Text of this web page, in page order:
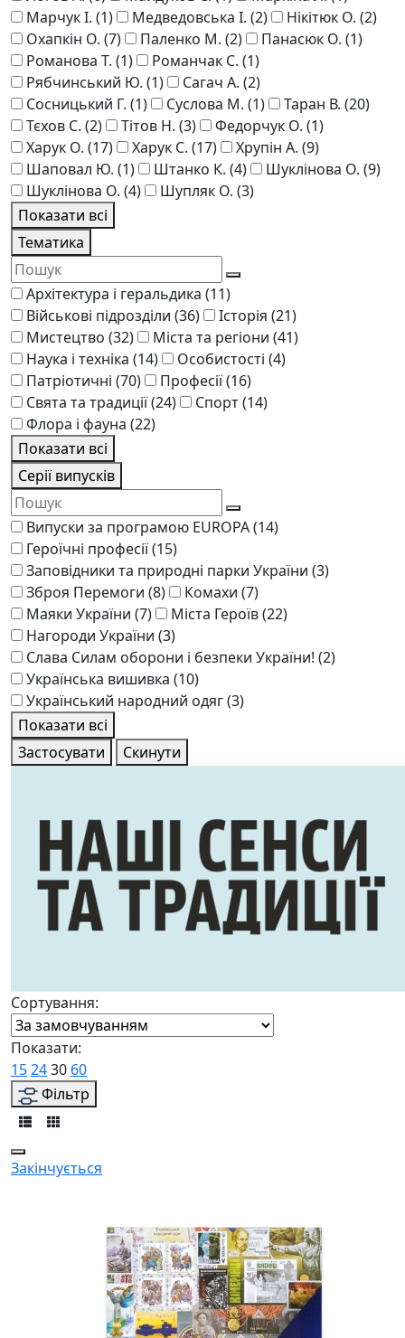
Марчук І. (1) Медведовська І. (2) Нікітюк О. (2)
Охапкін О. (7) Паленко М. (2) Панасюк О. (1)
Романова Т. (1) Романчак С. (1)
Рябчинський Ю. (1) Сагач А. (2)
Сосницький Г. (1) Суслова М. (1) Таран В. (20)
Тєхов С. (2) Тітов Н. (3) Федорчук О. (1)
Харук О. (17) Харук С. (17) Хрупін А. (9)
Шаповал Ю. (1) Штанко К. (4) Шукліновa О. (9)
Шуклінова О. (4) Шупляк О. (3)
Показати всі
Тематика
Архітектура і геральдика (11)
Військові підрозділи (36) Історія (21)
Мистецтво (32) Міста та регіони (41)
Наука і техніка (14) Особистості (4)
Патріотичні (70) Професії(16)
Свята та традиції(24) Спорт(14)
Флора і фауна (22)
Показати всі
Серії випусків
Випуски за програмою EUROPA(14)
Героїчні професії(15)
Заповідники та природні парки України (3)
Зброя Перемоги (8) Комахи (7)
Маяки України (7) Міста Героїв(22)
Нагороди України (3)
Слава Силам оборони і безпеки України! (2)
Українська вишивка (10)
Український народний одяг(3)
Показати всі
Застосувати
Скинути
Сортування:
Показати:
152430 60
Фільтр
Закінчується